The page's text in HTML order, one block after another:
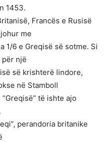
1453.
Francës e Rusisë
me
1/6 e Greqisë së sotme. Si
për një
së krishterë lindore,
në Stamboll
të ishte ajo
perandoria britanike